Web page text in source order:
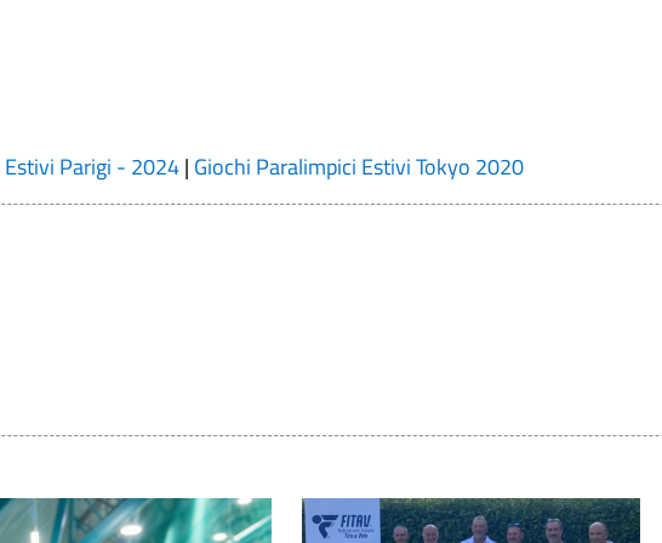
Parigi - 2024| Giochi Paralimpici Estivi Tokyo 2020